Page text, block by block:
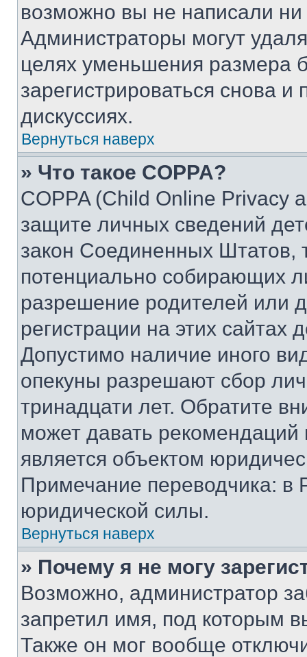
возможно вы не написали
Администраторы могут
целях уменьшения размера
зарегистрироваться снова и
дискуссиях.
Вернуться наверх
» Что такое COPPA?
COPPA (Child Online Privacy
защите личных сведений
закон Соединенных Штатов,
потенциально собирающих
разрешение родителей или
регистрации на этих сайтах
Допустимо наличие иного
опекуны разрешают сбор
тринадцати лет. Обратите
может давать
является объектом
Примечание переводчика: в
юридической силы.
Вернуться наверх
» Почему я не могу
Возможно, администратор
запретил имя, под которым
Также он мог вообще